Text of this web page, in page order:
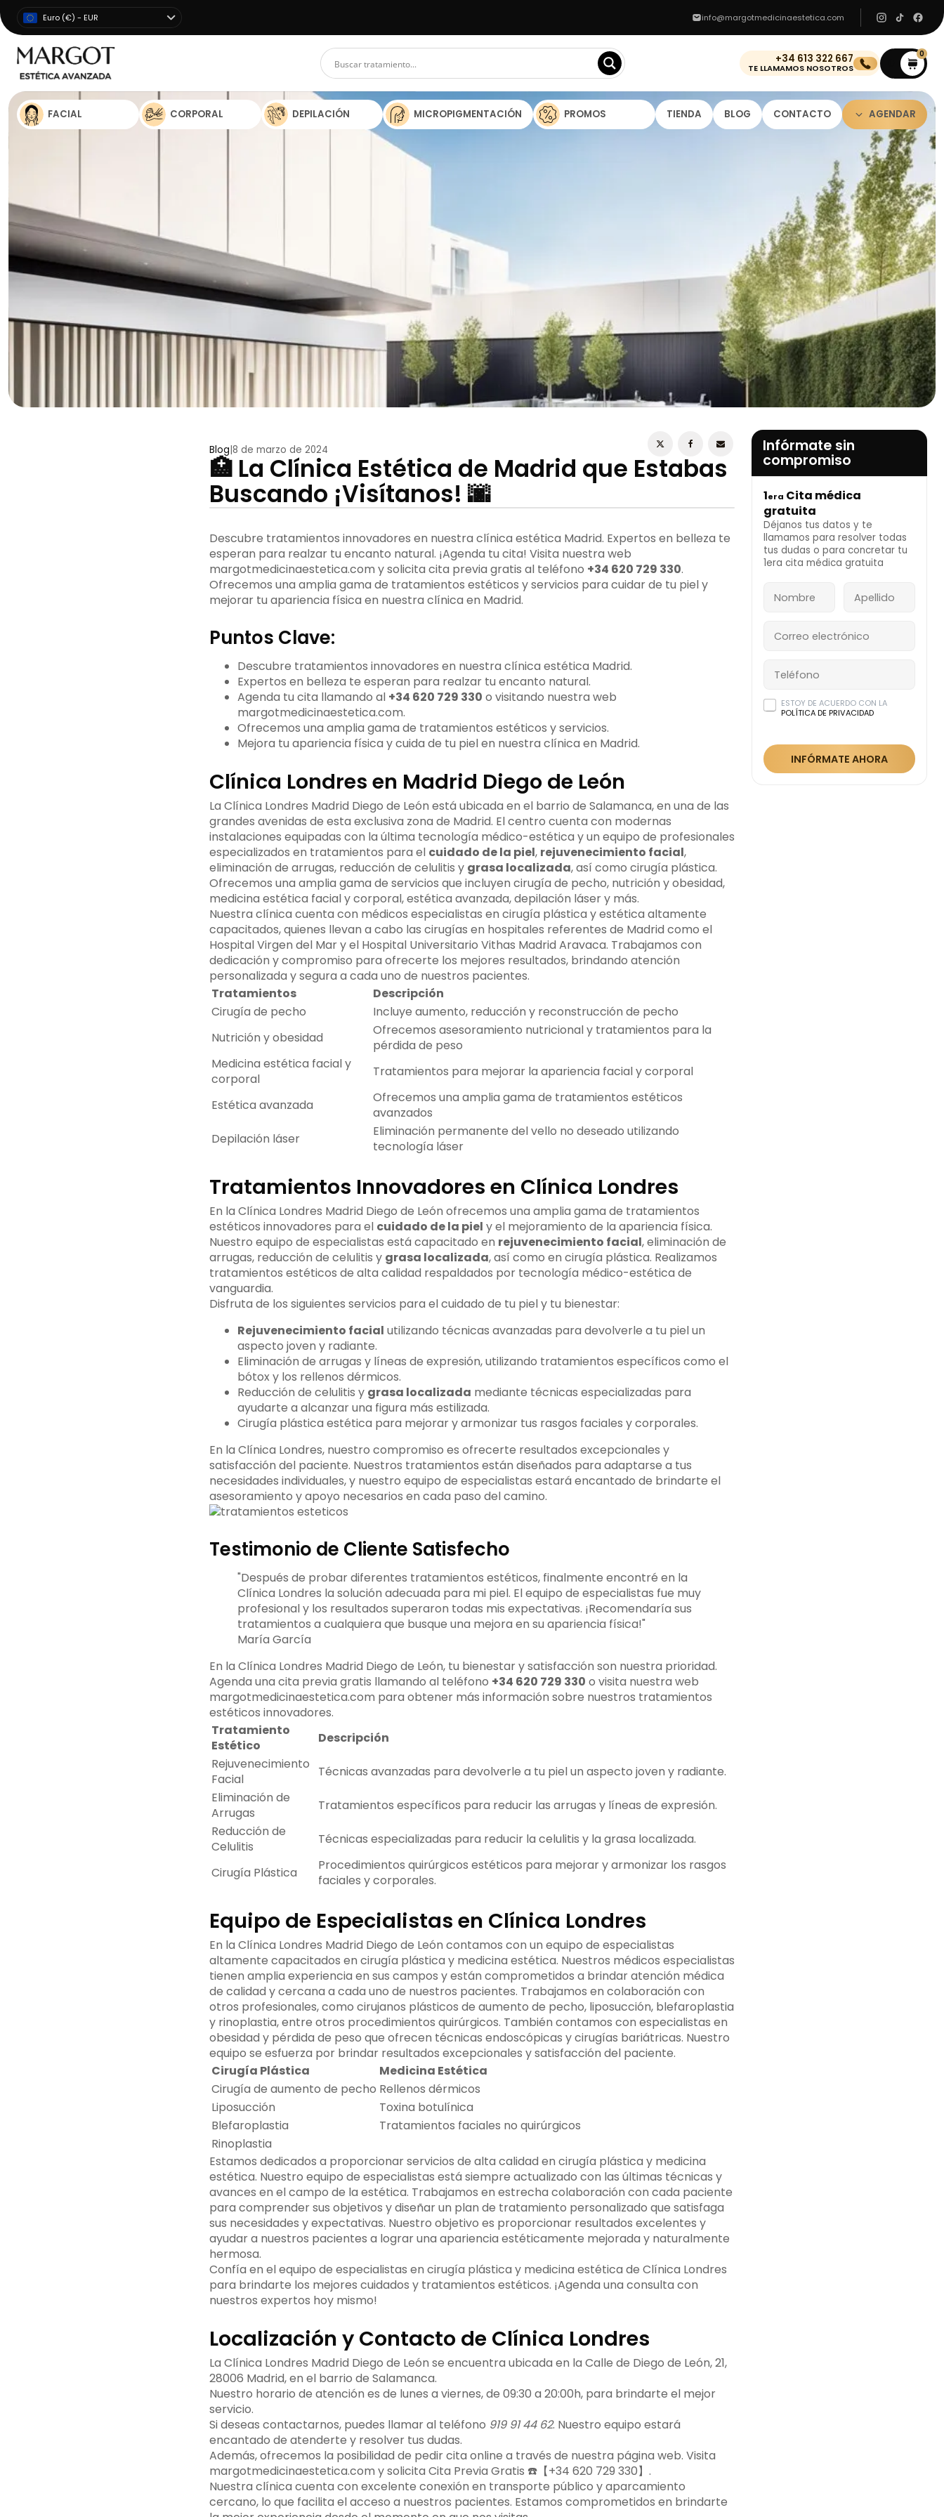
Euro (€) - EUR info@margotmedicinaestetica.com
+34 613 322 667
TE LLAMAMOS NOSOTROS
0
FACIAL CORPORAL DEPILACIÓN MICROPIGMENTACIÓN PROMOS TIENDA BLOG CONTACTO AGENDAR
ESTOY DE ACUERDO CON LAPOLÍTICA DE
PRIVACIDAD
INFÓRMATE AHORA
Blog 8 de marzo de 2024
🏥 La Clínica Estética de Madrid que Estabas
Buscando ¡Visítanos! 🌆
Descubre tratamientos innovadores en nuestra clínica estética Madrid. Expertos en belleza te
esperan para realzar tu encanto natural. ¡Agenda tu cita! Visita nuestra web
margotmedicinaestetica.com y solicita cita previa gratis al teléfono +34 620 729 330.
Ofrecemos una amplia gama de tratamientos estéticos y servicios para cuidar de tu piel y
mejorar tu apariencia física en nuestra clínica en Madrid.
Puntos Clave:
Descubre tratamientos innovadores en nuestra clínica estética Madrid.
Expertos en belleza te esperan para realzar tu encanto natural.
Agenda tu cita llamando al +34 620 729 330 o visitando nuestra web
margotmedicinaestetica.com.
Ofrecemos una amplia gama de tratamientos estéticos y servicios.
Mejora tu apariencia física y cuida de tu piel en nuestra clínica en Madrid.
Clínica Londres en Madrid Diego de León
La Clínica Londres Madrid Diego de León está ubicada en el barrio de Salamanca, en una de las
grandes avenidas de esta exclusiva zona de Madrid. El centro cuenta con modernas
instalaciones equipadas con la última tecnología médico-estética y un equipo de profesionales
especializados en tratamientos para el cuidado de la piel, rejuvenecimiento facial,
eliminación de arrugas, reducción de celulitis y grasa localizada, así como cirugía plástica.
Ofrecemos una amplia gama de servicios que incluyen cirugía de pecho, nutrición y obesidad,
medicina estética facial y corporal, estética avanzada, depilación láser y más.
Nuestra clínica cuenta con médicos especialistas en cirugía plástica y estética altamente
capacitados, quienes llevan a cabo las cirugías en hospitales referentes de Madrid como el
Hospital Virgen del Mar y el Hospital Universitario Vithas Madrid Aravaca. Trabajamos con
dedicación y compromiso para ofrecerte los mejores resultados, brindando atención
personalizada y segura a cada uno de nuestros pacientes.
Tratamientos
Descripción
Cirugía de pecho
Incluye aumento, reducción y reconstrucción de pecho
Nutrición y obesidad
Ofrecemos asesoramiento nutricional y tratamientos para la
pérdida de peso
Medicina estética facial y
corporal
Tratamientos para mejorar la apariencia facial y corporal
Estética avanzada
Ofrecemos una amplia gama de tratamientos estéticos
avanzados
Depilación láser
Eliminación permanente del vello no deseado utilizando
tecnología láser
Tratamientos Innovadores en Clínica Londres
En la Clínica Londres Madrid Diego de León ofrecemos una amplia gama de tratamientos
estéticos innovadores para el cuidado de la piel y el mejoramiento de la apariencia física.
Nuestro equipo de especialistas está capacitado en rejuvenecimiento facial, eliminación de
arrugas, reducción de celulitis y grasa localizada, así como en cirugía plástica. Realizamos
tratamientos estéticos de alta calidad respaldados por tecnología médico-estética de
vanguardia.
Disfruta de los siguientes servicios para el cuidado de tu piel y tu bienestar:
Rejuvenecimiento facial utilizando técnicas avanzadas para devolverle a tu piel un
aspecto joven y radiante.
Eliminación de arrugas y líneas de expresión, utilizando tratamientos específicos como el
bótox y los rellenos dérmicos.
Reducción de celulitis y grasa localizada mediante técnicas especializadas para
ayudarte a alcanzar una figura más estilizada.
Cirugía plástica estética para mejorar y armonizar tus rasgos faciales y corporales.
En la Clínica Londres, nuestro compromiso es ofrecerte resultados excepcionales y
satisfacción del paciente. Nuestros tratamientos están diseñados para adaptarse a tus
necesidades individuales, y nuestro equipo de especialistas estará encantado de brindarte el
asesoramiento y apoyo necesarios en cada paso del camino.
Testimonio de Cliente Satisfecho
"Después de probar diferentes tratamientos estéticos, finalmente encontré en la
Clínica Londres la solución adecuada para mi piel. El equipo de especialistas fue muy
profesional y los resultados superaron todas mis expectativas. ¡Recomendaría sus
tratamientos a cualquiera que busque una mejora en su apariencia física!"
María García
En la Clínica Londres Madrid Diego de León, tu bienestar y satisfacción son nuestra prioridad.
Agenda una cita previa gratis llamando al teléfono +34 620 729 330 o visita nuestra web
margotmedicinaestetica.com para obtener más información sobre nuestros tratamientos
estéticos innovadores.
Tratamiento
Estético
Descripción
Rejuvenecimiento
Facial
Técnicas avanzadas para devolverle a tu piel un aspecto joven y radiante.
Eliminación de
Arrugas
Tratamientos específicos para reducir las arrugas y líneas de expresión.
Reducción de
Celulitis
Técnicas especializadas para reducir la celulitis y la grasa localizada.
Cirugía Plástica
Procedimientos quirúrgicos estéticos para mejorar y armonizar los rasgos
faciales y corporales.
Equipo de Especialistas en Clínica Londres
En la Clínica Londres Madrid Diego de León contamos con un equipo de especialistas
altamente capacitados en cirugía plástica y medicina estética. Nuestros médicos especialistas
tienen amplia experiencia en sus campos y están comprometidos a brindar atención médica
de calidad y cercana a cada uno de nuestros pacientes. Trabajamos en colaboración con
otros profesionales, como cirujanos plásticos de aumento de pecho, liposucción, blefaroplastia
y rinoplastia, entre otros procedimientos quirúrgicos. También contamos con especialistas en
obesidad y pérdida de peso que ofrecen técnicas endoscópicas y cirugías bariátricas. Nuestro
equipo se esfuerza por brindar resultados excepcionales y satisfacción del paciente.
Cirugía Plástica
Medicina Estética
Cirugía de aumento de pecho Rellenos dérmicos
Liposucción
Toxina botulínica
Blefaroplastia
Tratamientos faciales no quirúrgicos
Rinoplastia
Estamos dedicados a proporcionar servicios de alta calidad en cirugía plástica y medicina
estética. Nuestro equipo de especialistas está siempre actualizado con las últimas técnicas y
avances en el campo de la estética. Trabajamos en estrecha colaboración con cada paciente
para comprender sus objetivos y diseñar un plan de tratamiento personalizado que satisfaga
sus necesidades y expectativas. Nuestro objetivo es proporcionar resultados excelentes y
ayudar a nuestros pacientes a lograr una apariencia estéticamente mejorada y naturalmente
hermosa.
Confía en el equipo de especialistas en cirugía plástica y medicina estética de Clínica Londres
para brindarte los mejores cuidados y tratamientos estéticos. ¡Agenda una consulta con
nuestros expertos hoy mismo!
Localización y Contacto de Clínica Londres
La Clínica Londres Madrid Diego de León se encuentra ubicada en la Calle de Diego de León, 21,
28006 Madrid, en el barrio de Salamanca.
Nuestro horario de atención es de lunes a viernes, de 09:30 a 20:00h, para brindarte el mejor
servicio.
Si deseas contactarnos, puedes llamar al teléfono 919 91 44 62. Nuestro equipo estará
encantado de atenderte y resolver tus dudas.
Además, ofrecemos la posibilidad de pedir cita online a través de nuestra página web. Visita
margotmedicinaestetica.com y solicita Cita Previa Gratis ☎️【+34 620 729 330】.
Nuestra clínica cuenta con excelente conexión en transporte público y aparcamiento
cercano, lo que facilita el acceso a nuestros pacientes. Estamos comprometidos en brindarte
Infórmate sin
compromiso
1era Cita médica
gratuita
Déjanos tus datos y te
llamamos para resolver todas
tus dudas o para concretar tu
1era cita médica gratuita
ESTOY DE ACUERDO CON LA
POLÍTICA DE PRIVACIDAD
INFÓRMATE AHORA